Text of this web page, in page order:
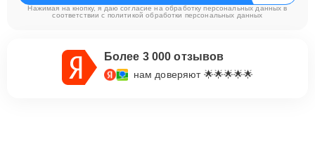
Нажимая на кнопку, я даю согласие на обработку персональных данных в
соответствии с политикой обработки персональных данных
Более 3 000 отзывов
нам доверяют 🌟🌟🌟🌟🌟